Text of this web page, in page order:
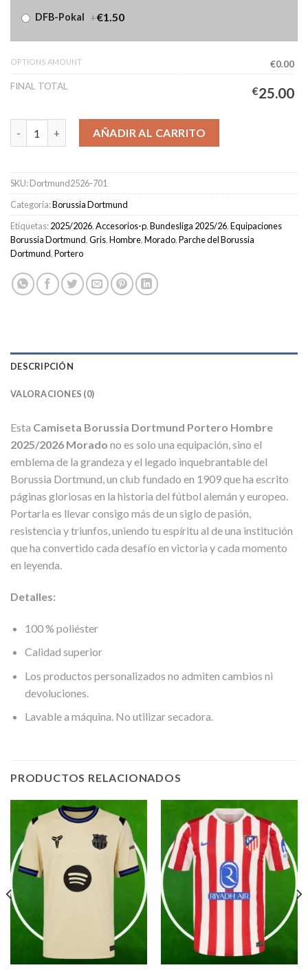
DFB-Pokal +€1.50
OPTIONS AMOUNT
€0.00
FINAL TOTAL
€25.00
Camiseta Borussia Dortmund Portero Hombre 2025/2026
AÑADIR AL CARRITO
SKU:Dortmund2526-701
Categoría:Borussia Dortmund
Etiquetas:2025/2026,Accesorios-p,Bundesliga 2025/26,Equipaciones
Borussia Dortmund,Gris,Hombre,Morado,Parche del Borussia
Dortmund,Portero
DESCRIPCIÓN
VALORACIONES (0)
Esta Camiseta Borussia Dortmund Portero Hombre
2025/2026 Morado no es solo una equipación, sino el
emblema de la grandeza y el legado inquebrantable del
Borussia Dortmund, un club fundado en 1909 que ha escrito
páginas gloriosas en la historia del fútbol alemán y europeo.
Portarla es llevar consigo más de un siglo de pasión,
resistencia y triunfos, uniendo tu espíritu al de una institución
que ha convertido cada desafío en victoria y cada momento
en leyenda.
Detalles:
100 % poliéster
Calidad superior
Los productos personalizados no admiten cambios ni
devoluciones.
Lavable a máquina. No utilizar secadora.
PRODUCTOS RELACIONADOS